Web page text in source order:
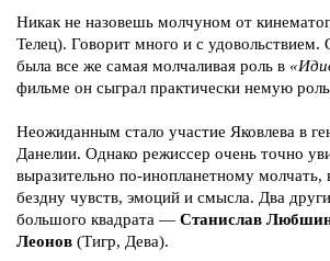
Никак не назовешь молчуном от
Телец). Говорит много и с
была все же самая молчаливая роль в
фильме он сыграл практически немую
Неожиданным стало участие Яковлева в
Данелии. Однако режиссер очень точно
выразительно по-инопланетному
бездну чувств, эмоций и смысла. Два
большого квадрата — Станислав
Леонов (Тигр, Дева).